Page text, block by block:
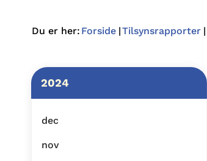
Du er her: Forside Tilsynsrapporter
2024
dec
nov